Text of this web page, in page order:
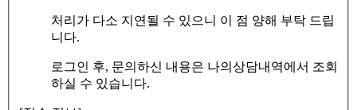
처리가 다소 지연될 수 있으니 이 점 양해 부탁 드립
니다.
로그인 후, 문의하신 내용은 나의상담내역에서 조회
하실 수 있습니다.